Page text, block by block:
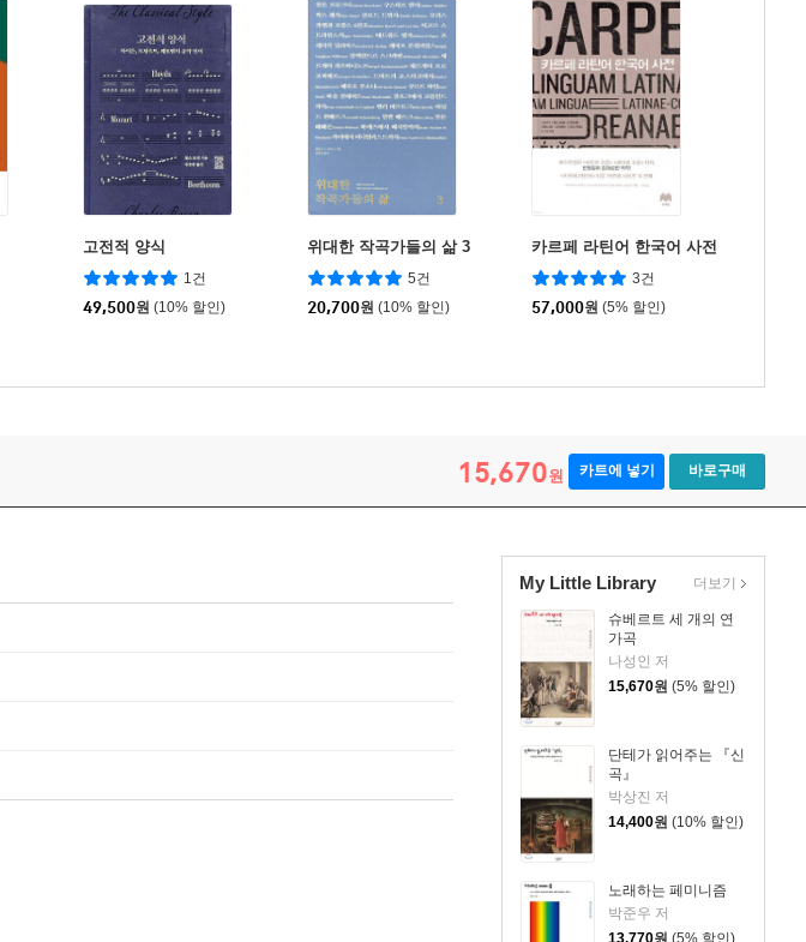
고전적 양식
1건
49,500원 (10% 할인)
위대한 작곡가들의 삶 3
5건
20,700원 (10% 할인)
카르페 라틴어 한국어 사전
3건
57,000원 (5% 할인)
15,670원 카트에 넣기 바로구매
My Little Library
슈베르트 세 개의 연
가곡
나성인 저
15,670원 (5% 할인)
단테가 읽어주는 『신
곡』
박상진 저
14,400원 (10% 할인)
노래하는 페미니즘
박준우 저
13,770원 (5% 할인)
더보기